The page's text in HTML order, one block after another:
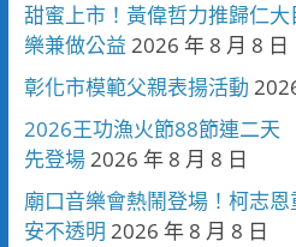
甜蜜上市！黃偉哲力推歸仁
樂兼做公益 2026 年 8 月 8 日
彰化市模範父親表揚活動
2026王功漁火節88節連二
先登場2026 年 8 月 8 日
廟口音樂會熱鬧登場！柯志
安不透明 2026 年 8 月 8 日